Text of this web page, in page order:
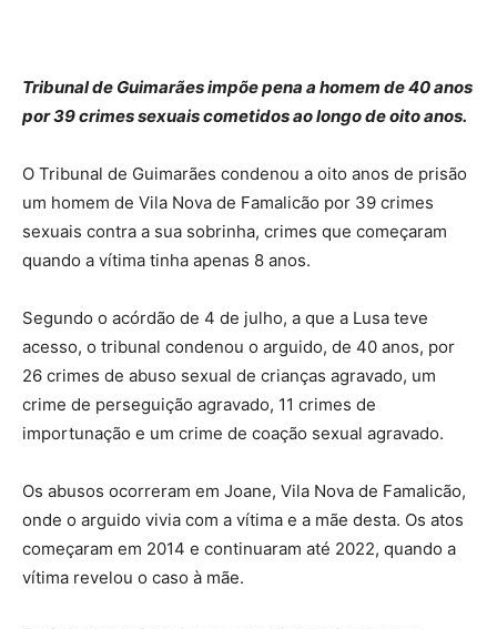
Tribunal de Guimarães impõe pena a homem de 40 anos
por 39 crimes sexuais cometidos ao longo de oito anos.
O Tribunal de Guimarães condenou a oito anos de prisão
um homem de Vila Nova de Famalicão por 39 crimes
sexuais contra a sua sobrinha, crimes que começaram
quando a vítima tinha apenas 8 anos.
Segundo o acórdão de 4 de julho, a que a Lusa teve
acesso, o tribunal condenou o arguido, de 40 anos, por
26 crimes de abuso sexual de crianças agravado, um
crime de perseguição agravado, 11 crimes de
importunação e um crime de coação sexual agravado.
Os abusos ocorreram em Joane, Vila Nova de Famalicão,
onde o arguido vivia com a vítima e a mãe desta. Os atos
começaram em 2014 e continuaram até 2022, quando a
vítima revelou o caso à mãe.